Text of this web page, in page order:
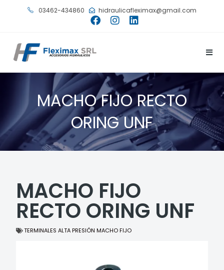
03462-434860 hidraulicafleximax@gmail.com
MACHO FIJO RECTO
ORING UNF
MACHO FIJO
RECTO ORING UNF
TERMINALES ALTA PRESIÓN MACHO FIJO